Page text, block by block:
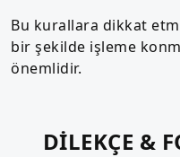
Bu kurallara dikkat
bir şekilde işleme
önemlidir.
DİLEKÇE &